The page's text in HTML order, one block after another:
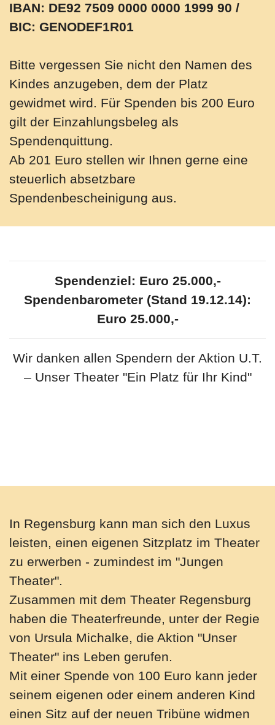
IBAN: DE92 7509 0000 0000 1999 90 /
BIC: GENODEF1R01
Bitte vergessen Sie nicht den Namen des
Kindes anzugeben, dem der Platz
gewidmet wird. Für Spenden bis 200 Euro
gilt der Einzahlungsbeleg als
Spendenquittung.
Ab 201 Euro stellen wir Ihnen gerne eine
steuerlich absetzbare
Spendenbescheinigung aus.
Spendenziel: Euro 25.000,-
Spendenbarometer (Stand 19.12.14):
Euro 25.000,-
Wir danken allen Spendern der Aktion U.T.
– Unser Theater "Ein Platz für Ihr Kind"
In Regensburg kann man sich den Luxus
leisten, einen eigenen Sitzplatz im Theater
zu erwerben - zumindest im "Jungen
Theater".
Zusammen mit dem Theater Regensburg
haben die Theaterfreunde, unter der Regie
von Ursula Michalke, die Aktion "Unser
Theater" ins Leben gerufen.
Mit einer Spende von 100 Euro kann jeder
seinem eigenen oder einem anderen Kind
einen Sitz auf der neuen Tribüne widmen